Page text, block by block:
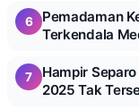
6
Pemadaman
Terkendala
7
Hampir
2025 Tak